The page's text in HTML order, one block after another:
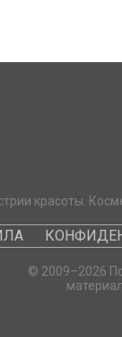
красоты.
© 2009–2026